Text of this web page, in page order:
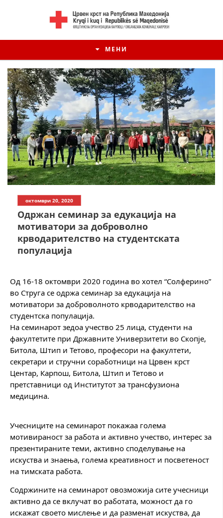
МЕНИ
ПРИРАЧНИЦИ
СТРАТЕГИИ
ЕДУКАТИВНО ИНФОРМАТИВНИ МАТЕРИЈАЛИ
ПОСТЕРИ
октомври 20, 2020
Одржан семинар за едукација на
мотиватори за доброволно
крводарителство на студентската
популација
Од 16-18 октомври 2020 година во хотел “Солферино”
во Струга се одржа семинар за едукација на
мотиватори за доброволното крводарителство на
студентска популација.
На семинарот зедоа учество 25 лица, студенти на
факултетите при Државните Универзитети во Скопје,
Битола, Штип и Тетово, професори на факултети,
секретари и стручни соработници на Црвен крст
Центар, Карпош, Битола, Штип и Тетово и
претставници од Институтот за трансфузиона
медицина.
Учесниците на семинарот покажаа голема
мотивираност за работа и активно учество, интерес за
презентираните теми, активно споделување на
искуства и знаења, голема креативност и посветеност
на тимската работа.
Содржините на семинарот овозможија сите учесници
активно да се вклучат во работата, можност да го
искажат своето мислење и да разменат искуства, да